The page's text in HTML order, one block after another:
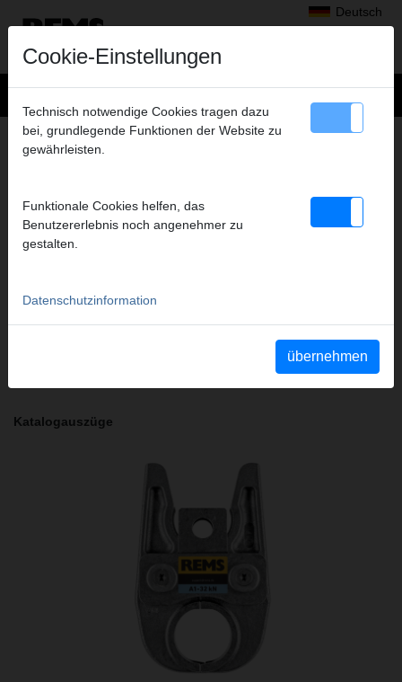
Deutsch
Produkte>Radialpressen>
REMS Presszangen A1-32kN/REMS Pressringe
REMS PRESSZANGE VMPZ 1"
(PZ-2B) A1-32KN
Art.-Nr. 571767
Sicherheitshinweise PZ/PR/ZZ/PZ E01/Kabelschere
Katalogauszüge
Cookie-Einstellungen
Technisch notwendige Cookies tragen dazu
bei, grundlegende Funktionen der Website zu
gewährleisten.
Funktionale Cookies helfen, das
Benutzererlebnis noch angenehmer zu
gestalten.
Datenschutzinformation
übernehmen